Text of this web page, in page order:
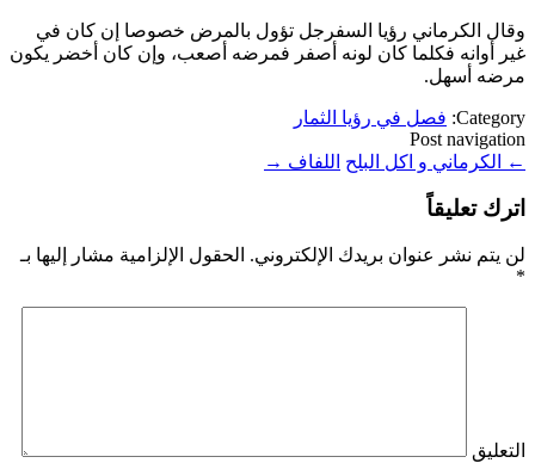
وقال الكرماني رؤيا السفرجل تؤول بالمرض خصوصا إن كان في
غير أوانه فكلما كان لونه أصفر فمرضه أصعب، وإن كان أخضر يكون
مرضه أسهل.
Category: فصل في رؤيا الثمار
Post navigation
←
الكرماني و اكل البلح اللفاف →
اترك تعليقاً
لن يتم نشر عنوان بريدك الإلكتروني. الحقول الإلزامية مشار إليها بـ
*
التعليق